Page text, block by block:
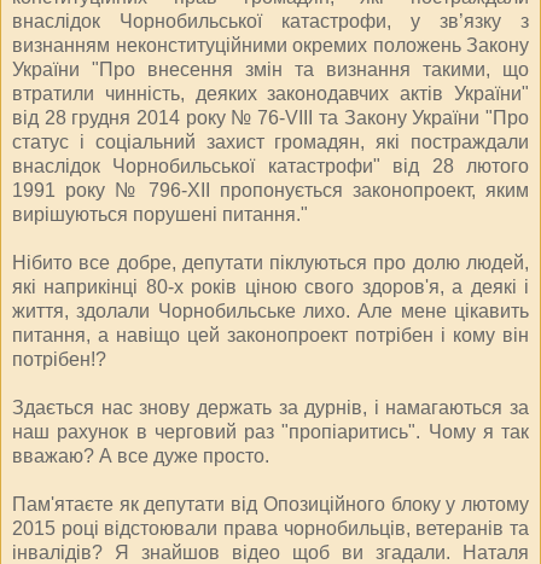
внаслідок Чорнобильської катастрофи, у зв’язку з
визнанням неконституційними окремих положень Закону
України "Про внесення змін та визнання такими, що
втратили чинність, деяких законодавчих актів України"
від 28 грудня 2014 року № 76-VIII та Закону України "Про
статус і соціальний захист громадян, які постраждали
внаслідок Чорнобильської катастрофи" від 28 лютого
1991 року № 796-XII пропонується законопроект, яким
вирішуються порушені питання."
Нібито все добре, депутати піклуються про долю людей,
які наприкінці 80-х років ціною свого здоров'я, а деякі і
життя, здолали Чорнобильське лихо. Але мене цікавить
питання, а навіщо цей законопроект потрібен і кому він
потрібен!?
Здається нас знову держать за дурнів, і намагаються за
наш рахунок в черговий раз "пропіаритись". Чому я так
вважаю? А все дуже просто.
Пам'ятаєте як депутати від Опозиційного блоку у лютому
2015 році відстоювали права чорнобильців, ветеранів та
інвалідів? Я знайшов відео щоб ви згадали. Наталя